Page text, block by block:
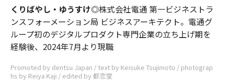
くりばやし・ゆうすけ◎株式会社電通 第一ビジネストラ
ンスフォーメーション局 ビジネスアーキテクト。電通グ
ループ初のデジタルプロダクト専門企業の立ち上げ期を
経験後、2024年7月より現職
Promoted by dentsu Japan / text by Keisuke Tsujimoto / photograp
hs by Reiya Kaji / edited by 都恋堂